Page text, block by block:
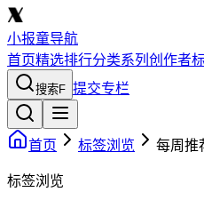
小报童导航
首页精选排行分类系列 创作者
搜索F 提交专栏
首页 标签浏览 每周推
标签浏览